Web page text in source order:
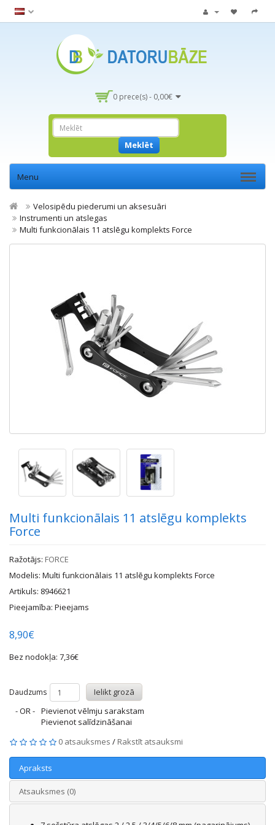
0 prece(s) - 0,00€
Meklēt
Menu
Velosipēdu piederumi un aksesuāri
Instrumenti un atslegas
Multi funkcionālais 11 atslēgu komplekts Force
Multi funkcionālais 11 atslēgu komplekts
Force
Ražotājs: FORCE
Modelis: Multi funkcionālais 11 atslēgu komplekts Force
Artikuls: 8946621
Pieejamība: Pieejams
8,90€
Bez nodokļa: 7,36€
Daudzums
Ielikt grozā
- OR - Pievienot vēlmju sarakstam
Pievienot salīdzināšanai
0 atsauksmes / Rakstīt atsauksmi
Apraksts
Atsauksmes (0)